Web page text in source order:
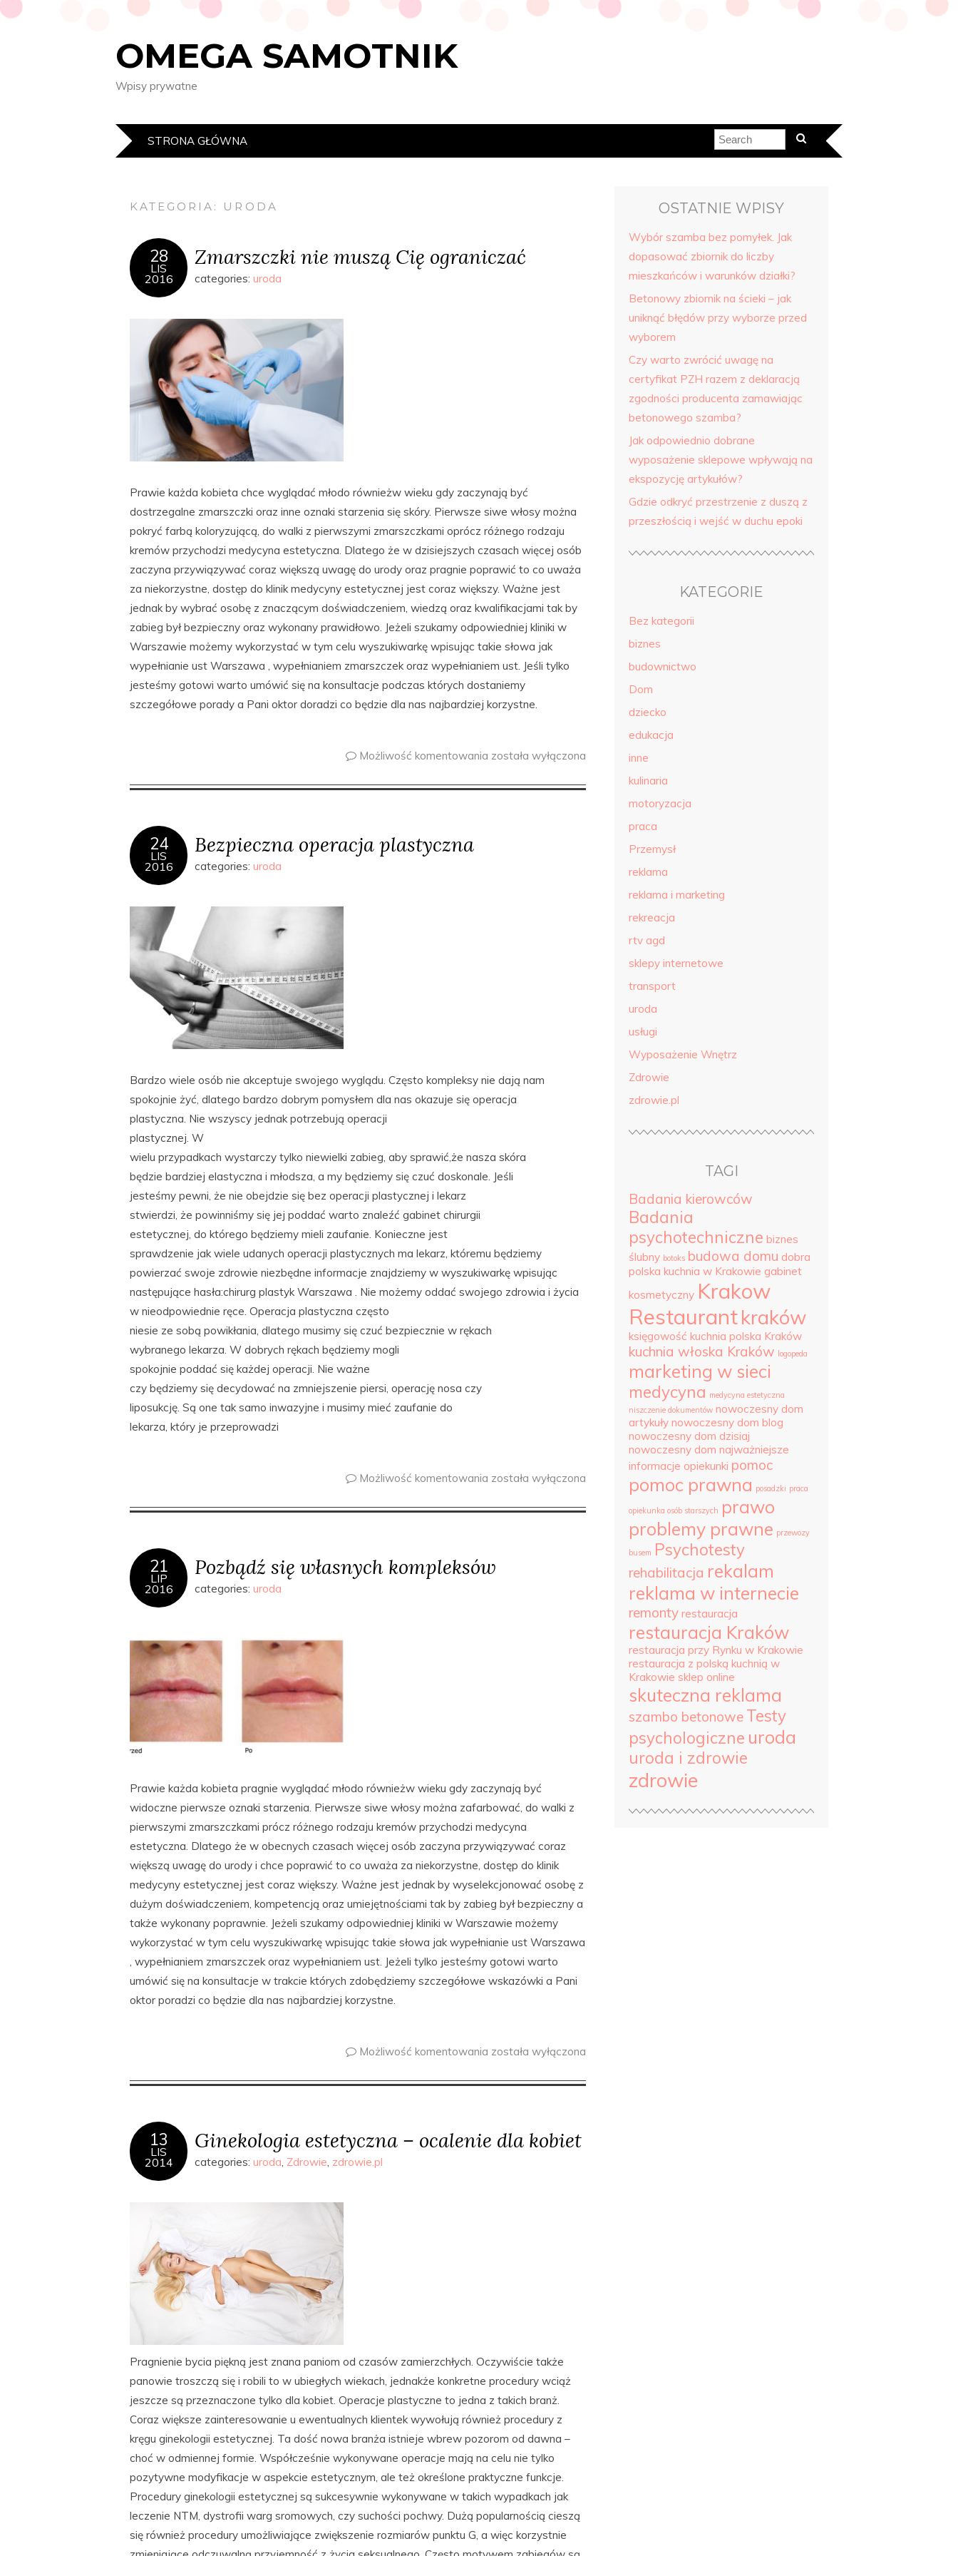
OMEGA SAMOTNIK
Wpisy prywatne
STRONA GŁÓWNA
KATEGORIA: URODA
28
LIS
2016
Zmarszczki nie muszą Cię ograniczać
categories: uroda
Prawie każda kobieta chce wyglądać młodo równieżw wieku gdy zaczynają być
dostrzegalne zmarszczki oraz inne oznaki starzenia się skóry. Pierwsze siwe włosy można
pokryć farbą koloryzującą, do walki z pierwszymi zmarszczkami oprócz różnego rodzaju
kremów przychodzi medycyna estetyczna. Dlatego że w dzisiejszych czasach więcej osób
zaczyna przywiązywać coraz większą uwagę do urody oraz pragnie poprawić to co uważa
za niekorzystne, dostęp do klinik medycyny estetycznej jest coraz większy. Ważne jest
jednak by wybrać osobę z znaczącym doświadczeniem, wiedzą oraz kwalifikacjami tak by
zabieg był bezpieczny oraz wykonany prawidłowo. Jeżeli szukamy odpowiedniej kliniki w
Warszawie możemy wykorzystać w tym celu wyszukiwarkę wpisując takie słowa jak
wypełnianie ust Warszawa , wypełnianiem zmarszczek oraz wypełnianiem ust. Jeśli tylko
jesteśmy gotowi warto umówić się na konsultacje podczas których dostaniemy
szczegółowe porady a Pani oktor doradzi co będzie dla nas najbardziej korzystne.
Możliwość komentowania została wyłączona
24
LIS
2016
Bezpieczna operacja plastyczna
categories: uroda
Bardzo wiele osób nie akceptuje swojego wyglądu. Często kompleksy nie dają nam
spokojnie żyć, dlatego bardzo dobrym pomysłem dla nas okazuje się operacja
plastyczna. Nie wszyscy jednak potrzebują operacji
plastycznej. W
wielu przypadkach wystarczy tylko niewielki zabieg, aby sprawić,że nasza skóra
będzie bardziej elastyczna i młodsza, a my będziemy się czuć doskonale. Jeśli
jesteśmy pewni, że nie obejdzie się bez operacji plastycznej i lekarz
stwierdzi, że powinniśmy się jej poddać warto znaleźć gabinet chirurgii
estetycznej, do którego będziemy mieli zaufanie. Konieczne jest
sprawdzenie jak wiele udanych operacji plastycznych ma lekarz, któremu będziemy
powierzać swoje zdrowie niezbędne informacje znajdziemy w wyszukiwarkę wpisując
następujące hasła:chirurg plastyk Warszawa . Nie możemy oddać swojego zdrowia i życia
w nieodpowiednie ręce. Operacja plastyczna często
niesie ze sobą powikłania, dlatego musimy się czuć bezpiecznie w rękach
wybranego lekarza. W dobrych rękach będziemy mogli
spokojnie poddać się każdej operacji. Nie ważne
czy będziemy się decydować na zmniejszenie piersi, operację nosa czy
liposukcję. Są one tak samo inwazyjne i musimy mieć zaufanie do
lekarza, który je przeprowadzi
Możliwość komentowania została wyłączona
21
LIP
2016
Pozbądź się własnych kompleksów
categories: uroda
Prawie każda kobieta pragnie wyglądać młodo równieżw wieku gdy zaczynają być
widoczne pierwsze oznaki starzenia. Pierwsze siwe włosy można zafarbować, do walki z
pierwszymi zmarszczkami prócz różnego rodzaju kremów przychodzi medycyna
estetyczna. Dlatego że w obecnych czasach więcej osób zaczyna przywiązywać coraz
większą uwagę do urody i chce poprawić to co uważa za niekorzystne, dostęp do klinik
medycyny estetycznej jest coraz większy. Ważne jest jednak by wyselekcjonować osobę z
dużym doświadczeniem, kompetencją oraz umiejętnościami tak by zabieg był bezpieczny a
także wykonany poprawnie. Jeżeli szukamy odpowiedniej kliniki w Warszawie możemy
wykorzystać w tym celu wyszukiwarkę wpisując takie słowa jak wypełnianie ust Warszawa
, wypełnianiem zmarszczek oraz wypełnianiem ust. Jeżeli tylko jesteśmy gotowi warto
umówić się na konsultacje w trakcie których zdobędziemy szczegółowe wskazówki a Pani
oktor poradzi co będzie dla nas najbardziej korzystne.
Możliwość komentowania została wyłączona
13
LIS
2014
Ginekologia estetyczna – ocalenie dla kobiet
categories: uroda, Zdrowie, zdrowie.pl
Pragnienie bycia piękną jest znana paniom od czasów zamierzchłych. Oczywiście także
panowie troszczą się i robili to w ubiegłych wiekach, jednakże konkretne procedury wciąż
jeszcze są przeznaczone tylko dla kobiet. Operacje plastyczne to jedna z takich branż.
Coraz większe zainteresowanie u ewentualnych klientek wywołują również procedury z
kręgu ginekologii estetycznej. Ta dość nowa branża istnieje wbrew pozorom od dawna –
choć w odmiennej formie. Współcześnie wykonywane operacje mają na celu nie tylko
pozytywne modyfikacje w aspekcie estetycznym, ale też określone praktyczne funkcje.
Procedury ginekologii estetycznej są sukcesywnie wykonywane w takich wypadkach jak
leczenie NTM, dystrofii warg sromowych, czy suchości pochwy. Dużą popularnością cieszą
się również procedury umożliwiające zwiększenie rozmiarów punktu G, a więc korzystnie
OSTATNIE WPISY
Wybór szamba bez pomyłek. Jak
dopasować zbiornik do liczby
mieszkańców i warunków działki?
Betonowy zbiornik na ścieki – jak
uniknąć błędów przy wyborze przed
wyborem
Czy warto zwrócić uwagę na
certyfikat PZH razem z deklaracją
zgodności producenta zamawiając
betonowego szamba?
Jak odpowiednio dobrane
wyposażenie sklepowe wpływają na
ekspozycję artykułów?
Gdzie odkryć przestrzenie z duszą z
przeszłością i wejść w duchu epoki
KATEGORIE
Bez kategorii
biznes
budownictwo
Dom
dziecko
edukacja
inne
kulinaria
motoryzacja
praca
Przemysł
reklama
reklama i marketing
rekreacja
rtv agd
sklepy internetowe
transport
uroda
usługi
Wyposażenie Wnętrz
Zdrowie
zdrowie.pl
TAGI
Badania kierowców
Badania
psychotechniczne biznes
ślubny botoks budowa domu dobra
polska kuchnia w Krakowie gabinet
kosmetyczny Krakow
Restaurantkraków
księgowość kuchnia polska Kraków
kuchnia włoska Kraków logopeda
marketing w sieci
medycyna medycyna estetyczna
niszczenie dokumentów nowoczesny dom
artykuły nowoczesny dom blog
nowoczesny dom dzisiaj
nowoczesny dom najważniejsze
informacje opiekunki pomoc
pomoc prawna posadzki praca
opiekunka osób starszych prawo
problemy prawne przewozy
busem Psychotesty
rehabilitacja rekalam
reklama w internecie
remonty restauracja
restauracja Kraków
restauracja przy Rynku w Krakowie
restauracja z polską kuchnią w
Krakowie sklep online
skuteczna reklama
szambo betonowe Testy
psychologiczne uroda
uroda i zdrowie
zdrowie